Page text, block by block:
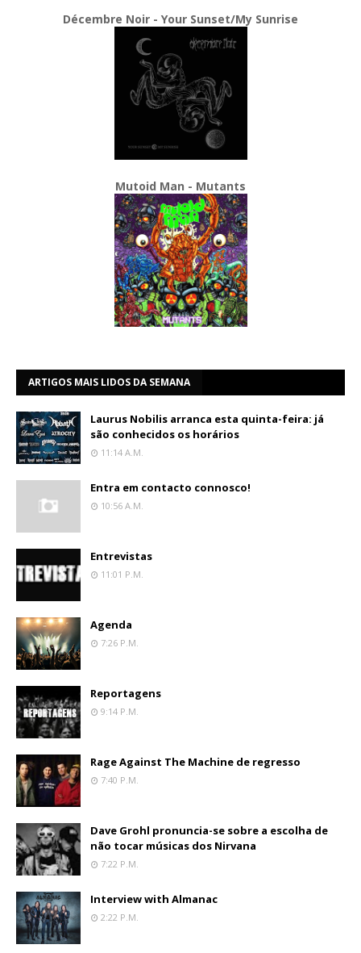
Décembre Noir - Your Sunset/My Sunrise
Mutoid Man - Mutants
ARTIGOS MAIS LIDOS DA SEMANA
Laurus Nobilis arranca esta quinta-feira: já
são conhecidos os horários
11:14 A.m.
Entra em contacto connosco!
10:56 A.m.
Entrevistas
11:01 P.m.
Agenda
7:26 P.m.
Reportagens
9:14 P.m.
Rage Against The Machine de regresso
7:40 P.m.
Dave Grohl pronuncia-se sobre a escolha de
não tocar músicas dos Nirvana
7:22 P.m.
Interview with Almanac
2:22 P.m.